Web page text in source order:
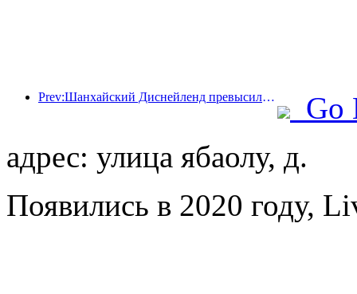
Prev:Шанхайский Диснейленд превысил 100 миллионов посетителей и планирует расшириться за счет открытия четвертого тематического отеля.
Go
адрес: улица ябаолу, д.
Появились в 2020 году,